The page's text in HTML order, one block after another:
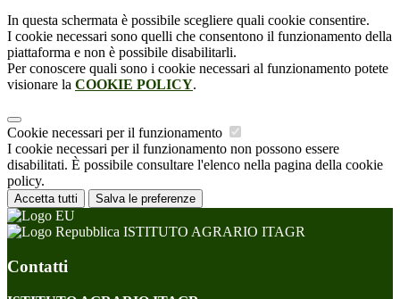
In questa schermata è possibile scegliere quali cookie consentire.
I cookie necessari sono quelli che consentono il funzionamento della
piattaforma e non è possibile disabilitarli.
Per conoscere quali sono i cookie necessari al funzionamento potete
visionare la COOKIE POLICY.
Cookie necessari per il funzionamento
I cookie necessari per il funzionamento non possono essere
disabilitati. È possibile consultare l'elenco nella pagina della cookie
policy.
Accetta tutti Salva le preferenze
ISTITUTO AGRARIO ITAGR
Contatti